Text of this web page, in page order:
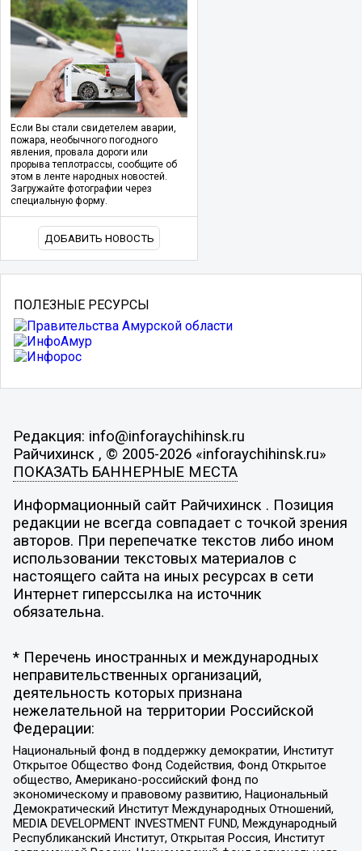
Если Вы стали свидетелем аварии,
пожара, необычного погодного
явления, провала дороги или
прорыва теплотрассы, сообщите об
этом в ленте народных новостей.
Загружайте фотографии через
специальную форму.
ДОБАВИТЬ НОВОСТЬ
ПОЛЕЗНЫЕ РЕСУРСЫ
Редакция: info@inforaychihinsk.ru
Райчихинск , © 2005-2026 «inforaychihinsk.ru»
ПОКАЗАТЬ БАННЕРНЫЕ МЕСТА
Информационный сайт Райчихинск . Позиция
редакции не всегда совпадает с точкой зрения
авторов. При перепечатке текстов либо ином
использовании текстовых материалов с
настоящего сайта на иных ресурсах в сети
Интернет гиперссылка на источник
обязательна.
* Перечень иностранных и международных
неправительственных организаций,
деятельность которых признана
нежелательной на территории Российской
Федерации:
Национальный фонд в поддержку демократии, Институт
Открытое Общество Фонд Содействия, Фонд Открытое
общество, Американо-российский фонд по
экономическому и правовому развитию, Национальный
Демократический Институт Международных Отношений,
MEDIA DEVELOPMENT INVESTMENT FUND, Международный
Республиканский Институт, Открытая Россия, Институт